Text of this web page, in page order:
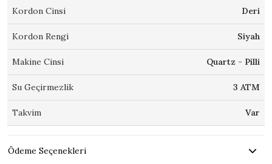
Kordon Cinsi Deri
Kordon Rengi Siyah
Makine Cinsi Quartz - Pilli
Su Geçirmezlik 3 ATM
Takvim Var
Ödeme Seçenekleri